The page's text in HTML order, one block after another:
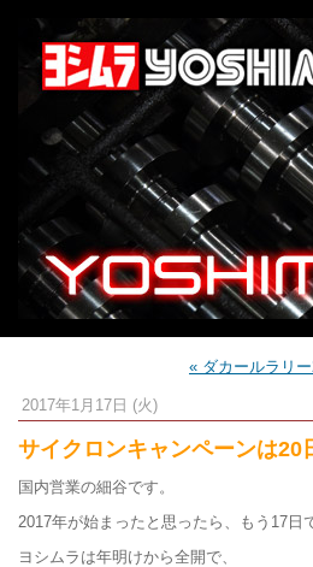
« ダカールラリ
2017年1月17日 (火)
サイクロンキャンペーンは20
国内営業の細谷です。
2017年が始まったと思ったら、もう17日
ヨシムラは年明けから全開で、